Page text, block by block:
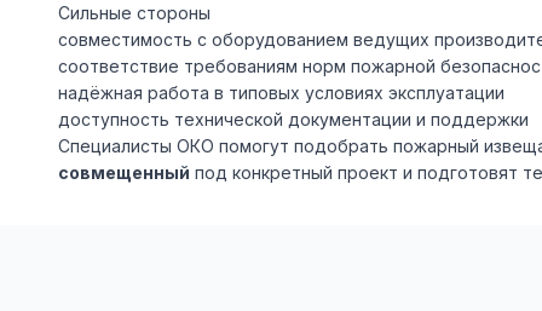
Сильные стороны
совместимость с оборудованием ведущих
соответствие требованиям норм пожарной
надёжная работа в типовых условиях эксплуатации
доступность технической документации и поддержки
Специалисты ОКО помогут подобрать пожарный
совмещенный под конкретный проект и подготовят